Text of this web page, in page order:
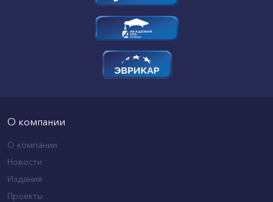
О компании
О компании
Новости
Издания
Проекты